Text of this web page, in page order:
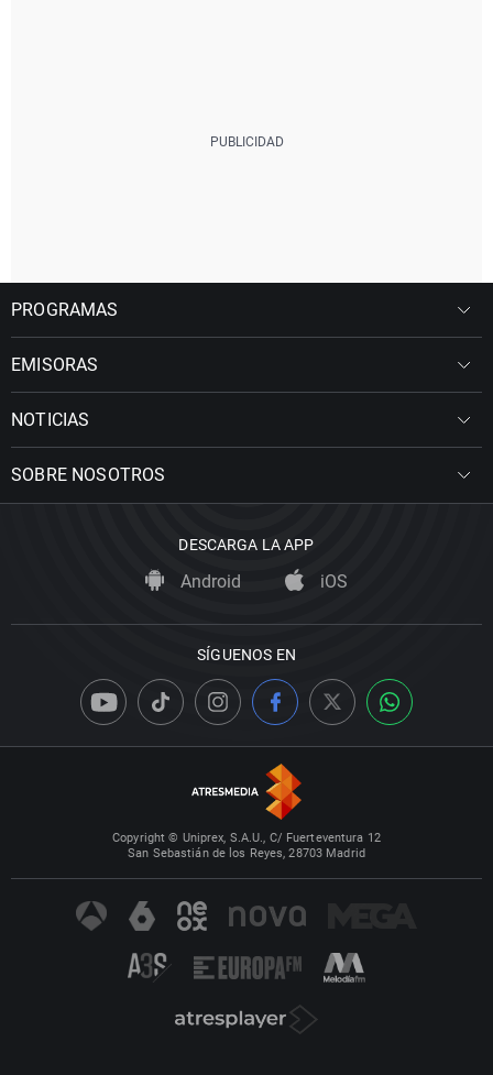
PROGRAMAS
EMISORAS
NOTICIAS
SOBRE NOSOTROS
DESCARGA LA APP
Android iOS
SÍGUENOS EN
Copyright © Uniprex, S.A.U., C/ Fuerteventura 12
San Sebastián de los Reyes, 28703 Madrid